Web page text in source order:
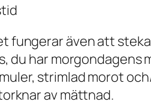
fungerar även att
har morgondagens
strimlad morot
av mättnad.